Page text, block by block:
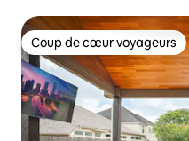
Coup de cœur voyageurs
Coup de cœur voyageurs